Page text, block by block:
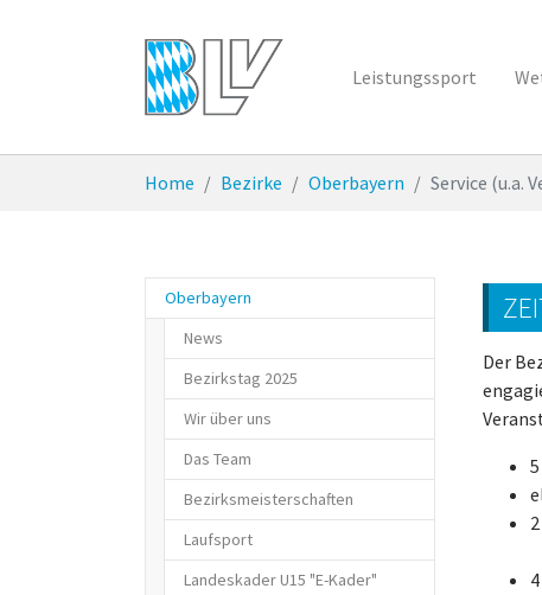
Leistungssport
Home Bezirke Oberbayern Service (u.a.
Oberbayern
News
Bezirkstag 2025
Wir über uns
Das Team
Bezirksmeisterschaften
Laufsport
Landeskader U15 "E-Kader"
Der